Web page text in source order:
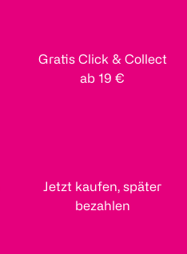
Gratis Click & Collect
ab 19 €
Jetzt kaufen, später
bezahlen